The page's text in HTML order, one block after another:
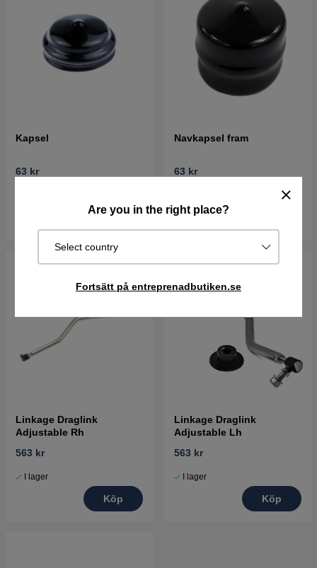
Are you in the right place?
Select country
Fortsätt på entreprenadbutiken.se
Kapsel
63 kr
Köp
Navkapsel fram
63 kr
Linkage Draglink
Adjustable Rh
563 kr
I lager
Köp
Linkage Draglink
Adjustable Lh
563 kr
I lager
Köp